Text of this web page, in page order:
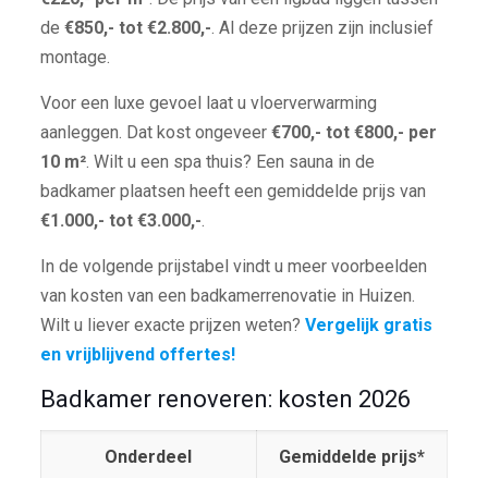
de €850,- tot €2.800,-. Al deze prijzen zijn inclusief
montage.
Voor een luxe gevoel laat u vloerverwarming
aanleggen. Dat kost ongeveer €700,- tot €800,- per
10 m². Wilt u een spa thuis? Een sauna in de
badkamer plaatsen heeft een gemiddelde prijs van
€1.000,- tot €3.000,-.
In de volgende prijstabel vindt u meer voorbeelden
van kosten van een badkamerrenovatie in Huizen.
Wilt u liever exacte prijzen weten? Vergelijk gratis
en vrijblijvend offertes!
Badkamer renoveren: kosten 2026
Onderdeel Gemiddelde prijs*